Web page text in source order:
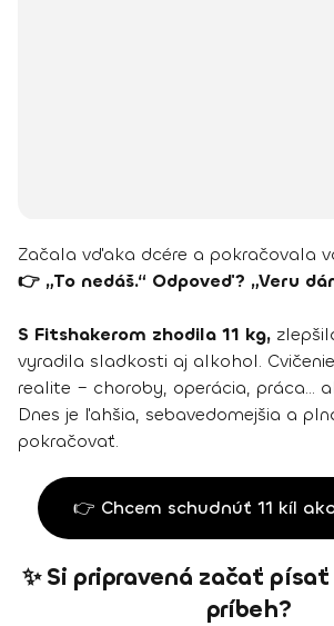
Začala vďaka dcére a pokračovala
👉 „To nedáš.“ Odpoveď? „Veru
S Fitshakerom zhodila 11 kg,
vyradila sladkosti aj alkohol.
realite – choroby, operácia, práca...
Dnes je ľahšia, sebavedomejšia a
pokračovať.
👉 Chcem schudnúť 11 kíl
✨ Si pripravená začať
príbeh?